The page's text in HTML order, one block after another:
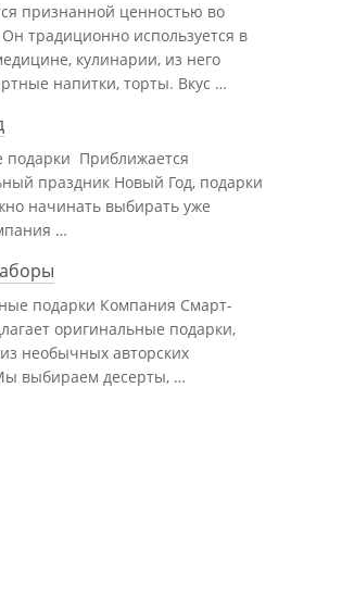
признанной ценностью во
традиционно используется в
кулинарии, из него
напитки, торты. Вкус …
подарки Приближается
праздник Новый Год, подарки
начинать выбирать уже
…
подарки Компания Смарт-
оригинальные подарки,
необычных авторских
выбираем десерты, …